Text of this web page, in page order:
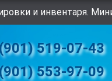
и инвентаря.
519-07-43
553-97-09